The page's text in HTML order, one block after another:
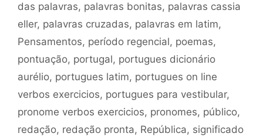
das palavras, palavras bonitas, palavras cassia
eller, palavras cruzadas, palavras em latim,
Pensamentos, período regencial, poemas,
pontuação, portugal, portugues dicionário
aurélio, portugues latim, portugues on line
verbos exercicios, portugues para vestibular,
pronome verbos exercicios, pronomes, público,
redação, redação pronta, República, significado